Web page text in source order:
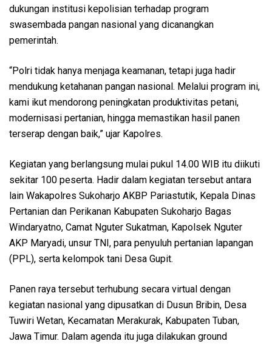
dukungan institusi kepolisian terhadap program
swasembada pangan nasional yang dicanangkan
pemerintah.
“Polri tidak hanya menjaga keamanan, tetapi juga hadir
mendukung ketahanan pangan nasional. Melalui program ini,
kami ikut mendorong peningkatan produktivitas petani,
modernisasi pertanian, hingga memastikan hasil panen
terserap dengan baik,” ujar Kapolres.
Kegiatan yang berlangsung mulai pukul 14.00 WIB itu diikuti
sekitar 100 peserta. Hadir dalam kegiatan tersebut antara
lain Wakapolres Sukoharjo AKBP Pariastutik, Kepala Dinas
Pertanian dan Perikanan Kabupaten Sukoharjo Bagas
Windaryatno, Camat Nguter Sukatman, Kapolsek Nguter
AKP Maryadi, unsur TNI, para penyuluh pertanian lapangan
(PPL), serta kelompok tani Desa Gupit.
Panen raya tersebut terhubung secara virtual dengan
kegiatan nasional yang dipusatkan di Dusun Bribin, Desa
Tuwiri Wetan, Kecamatan Merakurak, Kabupaten Tuban,
Jawa Timur. Dalam agenda itu juga dilakukan ground